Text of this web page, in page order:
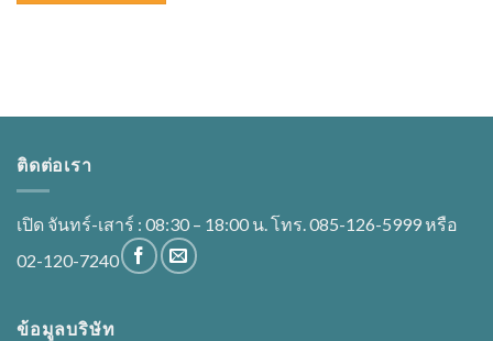
ติดต่อเรา
เปิด จันทร์-เสาร์ : 08:30 – 18:00 น. โทร. 085-126-5999 หรือ
02-120-7240
ข้อมูลบริษัท